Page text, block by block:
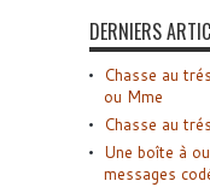
DERNIERS
Chasse au
ou Mme
Chasse au
Une boîte à
messages